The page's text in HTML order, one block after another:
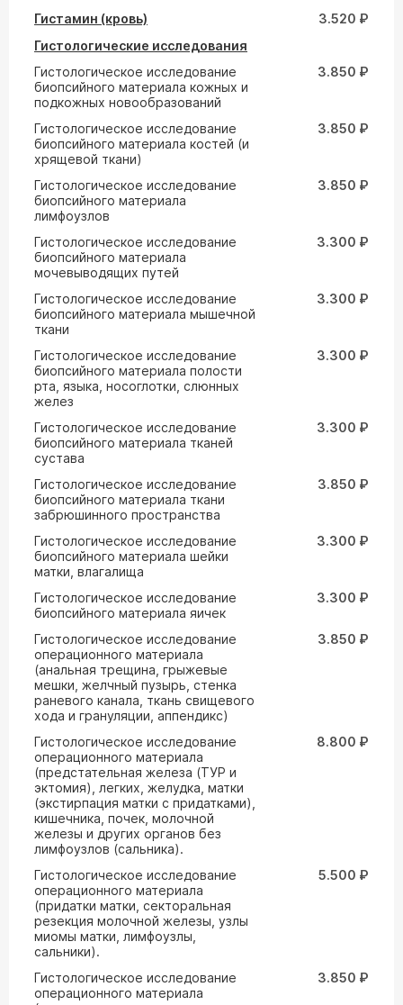
Гистамин (кровь)
3.520 ₽
Гистологические исследования
Гистологическое исследование
биопсийного материала кожных и
подкожных новообразований
3.850 ₽
Гистологическое исследование
биопсийного материала костей (и
хрящевой ткани)
3.850 ₽
Гистологическое исследование
биопсийного материала
лимфоузлов
3.850 ₽
Гистологическое исследование
биопсийного материала
мочевыводящих путей
3.300 ₽
Гистологическое исследование
биопсийного материала мышечной
ткани
3.300 ₽
Гистологическое исследование
биопсийного материала полости
рта, языка, носоглотки, слюнных
желез
3.300 ₽
Гистологическое исследование
биопсийного материала тканей
сустава
3.300 ₽
Гистологическое исследование
биопсийного материала ткани
забрюшинного пространства
3.850 ₽
Гистологическое исследование
биопсийного материала шейки
матки, влагалища
3.300 ₽
Гистологическое исследование
биопсийного материала яичек
3.300 ₽
Гистологическое исследование
операционного материала
(анальная трещина, грыжевые
мешки, желчный пузырь, стенка
раневого канала, ткань свищевого
хода и грануляции, аппендикс)
3.850 ₽
Гистологическое исследование
операционного материала
(предстательная железа (ТУР и
эктомия), легких, желудка, матки
(экстирпация матки с придатками),
кишечника, почек, молочной
железы и других органов без
лимфоузлов (сальника).
8.800 ₽
Гистологическое исследование
операционного материала
(придатки матки, секторальная
резекция молочной железы, узлы
миомы матки, лимфоузлы,
сальники).
5.500 ₽
Гистологическое исследование
операционного материала
3.850 ₽